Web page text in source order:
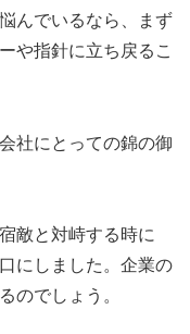
んでいるなら、まず
や指針に立ち戻るこ
社にとっての錦の御
敵と対峙する時に
にしました。企業の
のでしょう。